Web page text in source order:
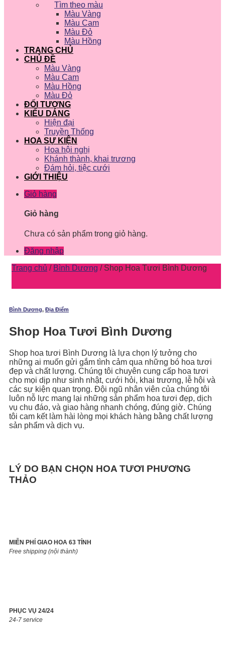
Tìm theo màu
Màu Vàng
Màu Cam
Màu Đỏ
Màu Hồng
TRANG CHỦ
CHỦ ĐỀ
Màu Vàng
Màu Cam
Màu Hồng
Màu Đỏ
ĐỐI TƯỢNG
KIỂU DÁNG
Hiện đại
Truyền Thống
HOA SỰ KIỆN
Hoa hội nghị
Khánh thành, khai trương
Đám hỏi, tiệc cưới
GIỚI THIỆU
Giỏ hàng
Giỏ hàng
Chưa có sản phẩm trong giỏ hàng.
Đăng nhập
Trang chủ / Bình Dương /Shop Hoa Tươi Bình Dương
Bình Dương, Địa Điểm
Shop Hoa Tươi Bình Dương
Shop hoa tươi Bình Dương là lựa chọn lý tưởng cho
những ai muốn gửi gắm tình cảm qua những bó hoa tươi
đẹp và chất lượng. Chúng tôi chuyên cung cấp hoa tươi
cho mọi dịp như sinh nhật, cưới hỏi, khai trương, lễ hội và
các sự kiện quan trọng. Đội ngũ nhân viên của chúng tôi
luôn nỗ lực mang lại những sản phẩm hoa tươi đẹp, dịch
vụ chu đáo, và giao hàng nhanh chóng, đúng giờ. Chúng
tôi cam kết làm hài lòng mọi khách hàng bằng chất lượng
sản phẩm và dịch vụ.
LÝ DO BẠN CHỌN HOA TƯƠI PHƯƠNG
THẢO
MIỄN PHÍ GIAO HOA 63 TỈNH
Free shipping (nội thành)
PHỤC VỤ 24/24
24-7 service